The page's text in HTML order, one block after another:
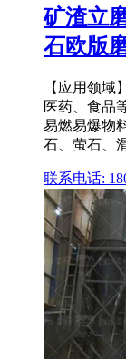
矿渣立
石欧版
【应用领域
医药、食品
易燃易爆物
石、萤石、
联系电话: